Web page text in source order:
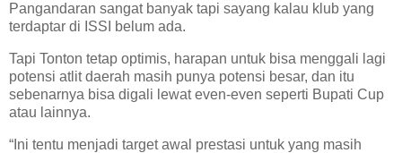
Pangandaran sangat banyak tapi sayang kalau klub yang
terdaptar di ISSI belum ada.
Tapi Tonton tetap optimis, harapan untuk bisa menggali lagi
potensi atlit daerah masih punya potensi besar, dan itu
sebenarnya bisa digali lewat even-even seperti Bupati Cup
atau lainnya.
“Ini tentu menjadi target awal prestasi untuk yang masih